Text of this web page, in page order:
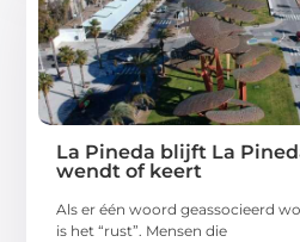
La Pineda blijft La
wendt of keert
Als er één woord geassocieerd
is het “rust”. Mensen die